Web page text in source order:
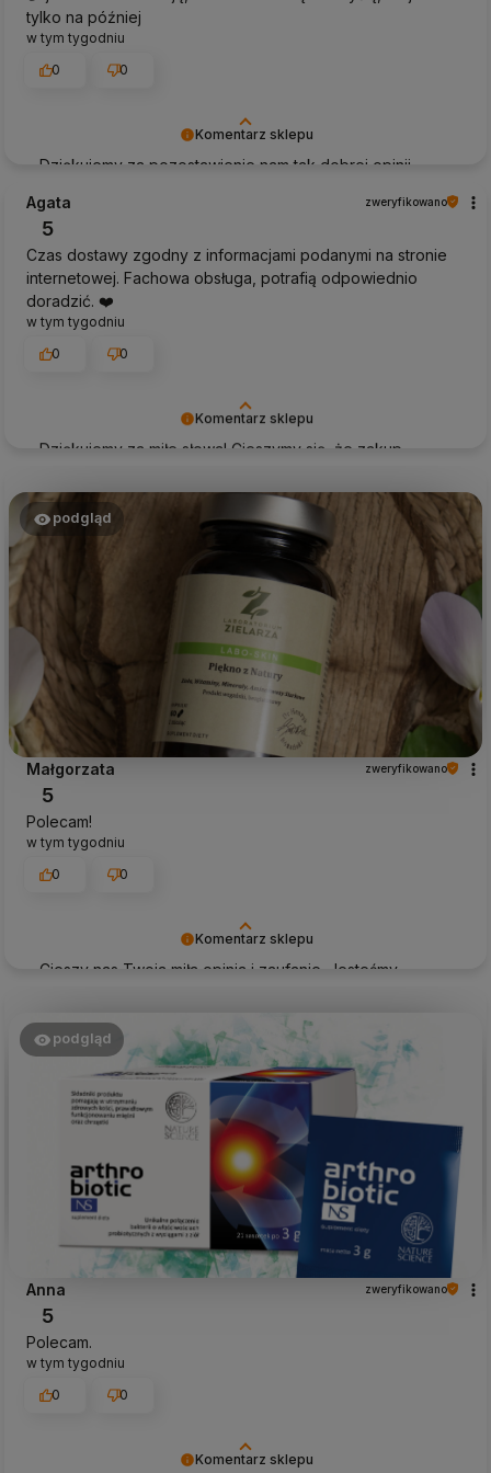
Komentarz sklepu
Dziękujemy za pozostawienie nam tak dobrej opinii.
recenzja potwierdza nasze wysiłki - dziękujemy raz
jeszcze i mamy nadzieję - do szybkiego zobaczenia!
tylko na później
w tym tygodniu
0
0
Komentarz sklepu
Dziękujemy za miłe słowa! Cieszymy się, że zakup
odpowiednią obsługę tak świetnym klientom. Dziękujemy
raz jeszcze!
Agata zweryfikowano
5
Czas dostawy zgodny z informacjami podanymi na stronie
internetowej. Fachowa obsługa, potrafią odpowiednio
doradzić. ❤️
w tym tygodniu
0
0
Komentarz sklepu
Cieszy nas Twoja miła opinia i zaufanie. Jesteśmy
podgląd
Małgorzata zweryfikowano
5
Polecam!
w tym tygodniu
0
0
Komentarz sklepu
podgląd
Anna zweryfikowano
5
Polecam.
w tym tygodniu
0
0